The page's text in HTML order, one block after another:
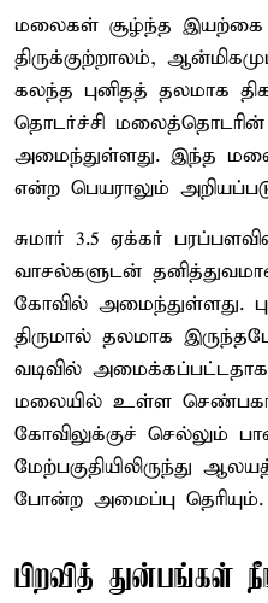
மலைகள் சூழ்ந்த
திருக்குற்றாலம்,
கலந்த புனிதத் தலமாக
தொடர்ச்சி
அமைந்துள்ளது. இந்த
என்ற பெயராலும்
சுமார் 3.5 ஏக்கர்
வாசல்களுடன்
கோவில் அமைந்துள்ளது.
திருமால் தலமாக
வடிவில் அமைக்கப்பட்டதாக
மலையில் உள்ள
கோவிலுக்குச் செல்லும்
மேற்பகுதியிலிருந்து
போன்ற அமைப்பு தெரியும்.
பிறவித் துன்பங்கள்